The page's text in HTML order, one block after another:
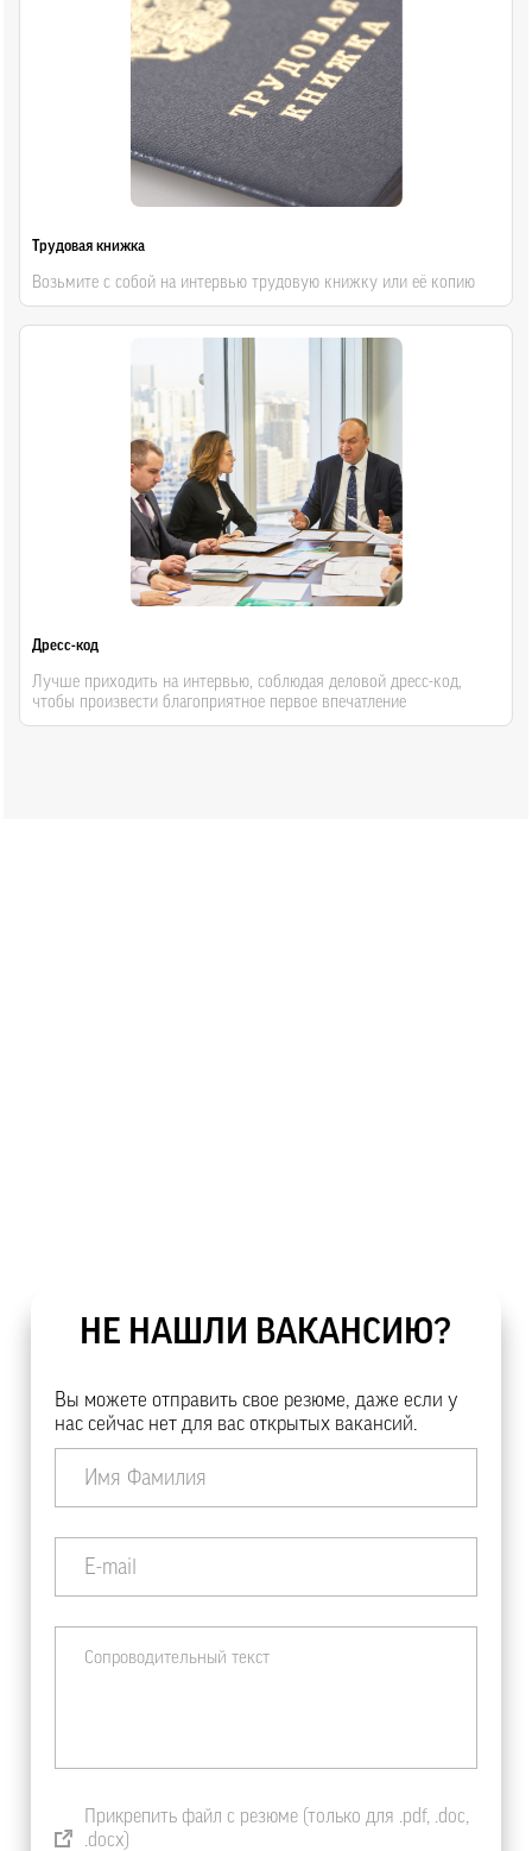
Трудовая книжка
Возьмите с собой на интервью трудовую книжку или её копию
Дресс-код
Лучше приходить на интервью, соблюдая деловой дресс-код,
чтобы произвести благоприятное первое впечатление
НЕ НАШЛИ ВАКАНСИЮ?
Вы можете отправить свое резюме, даже если у
нас сейчас нет для вас открытых вакансий.
Прикрепить файл с резюме (только для .pdf, .doc,
.docx)